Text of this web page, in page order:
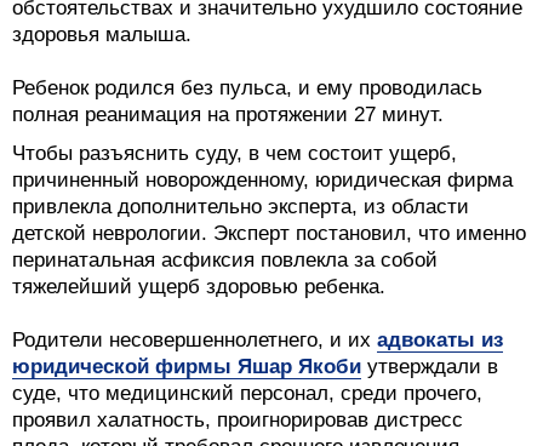
обстоятельствах и значительно ухудшило состояние
здоровья малыша.
Ребенок родился без пульса, и ему проводилась
полная реанимация на протяжении 27 минут.
Чтобы разъяснить суду, в чем состоит ущерб,
причиненный новорожденному, юридическая фирма
привлекла дополнительно эксперта, из области
детской неврологии. Эксперт постановил, что именно
перинатальная асфиксия повлекла за собой
тяжелейший ущерб здоровью ребенка.
Родители несовершеннолетнего, и их адвокаты из
юридической фирмы Яшар Якоби утверждали в
суде, что медицинский персонал, среди прочего,
проявил халатность, проигнорировав дистресс